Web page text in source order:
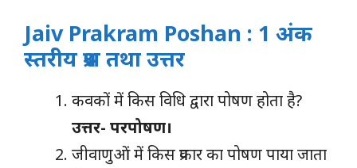
Jaiv Prakram Poshan : 1 अंक
स्तरीय प्रश्न तथा उत्तर
कवकों में किस विधि द्वारा पोषण होता है?
उत्तर- परपोषण।
जीवाणुओं में किस प्रकार का पोषण पाया जाता